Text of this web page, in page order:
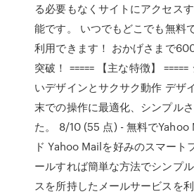
る必要もなくサイトにアクセス
能です。 いつでもどこでも無料
利用できます！ おかげさまで
突破！ ===== 【主な特徴】
いデザインとサクサク動作 デザ
末での操作に最適化、シンプル
た。 8/10 (55 点) - 無料でYahoo
ド Yahoo Mailを好みのスマート
ールすれば簡単な方法でシンプ
スを所持したメールサービスを